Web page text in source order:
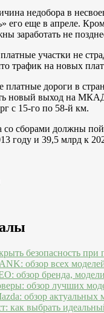
недобора в
его еще в апреле.
заработать не
участки не
трафик на новых
платные дороги в
новый выход на
с 15-го по 58-й км.
сборами должны
году и 39,5 млрд к